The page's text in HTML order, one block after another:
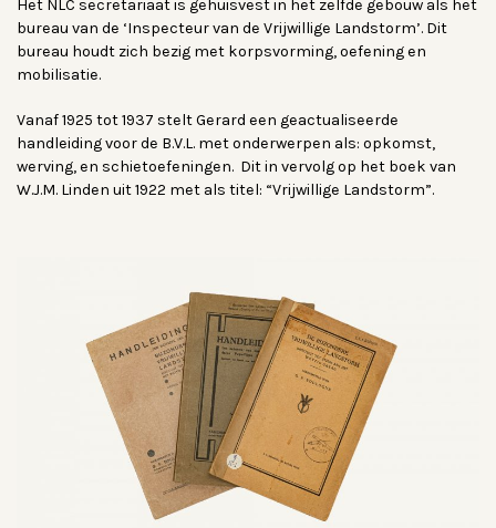
Het NLC secretariaat is gehuisvest in het zelfde gebouw als het
bureau van de ‘Inspecteur van de Vrijwillige Landstorm’. Dit
bureau houdt zich bezig met korpsvorming, oefening en
mobilisatie.
Vanaf 1925 tot 1937 stelt Gerard een geactualiseerde
handleiding voor de B.V.L. met onderwerpen als: opkomst,
werving, en schietoefeningen. Dit in vervolg op het boek van
W.J.M. Linden uit 1922 met als titel: “Vrijwillige Landstorm”.